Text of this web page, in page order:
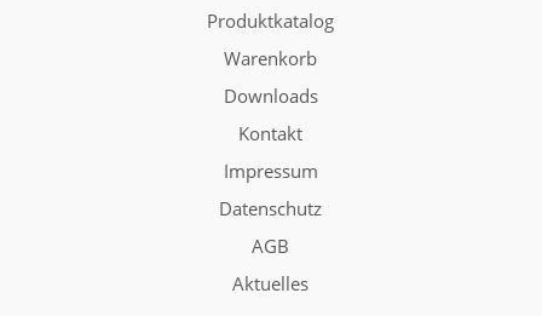
Produktkatalog
Warenkorb
Downloads
Kontakt
Impressum
Datenschutz
AGB
Aktuelles